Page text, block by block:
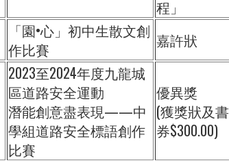
程」
「園•心」初中生散文創
作比賽
嘉許狀
2023至2024年度九龍城
區道路安全運動
潛能創意盡表現——中
學組道路安全標語創作
比賽
優異獎
(獲獎狀及書
券$300.00)